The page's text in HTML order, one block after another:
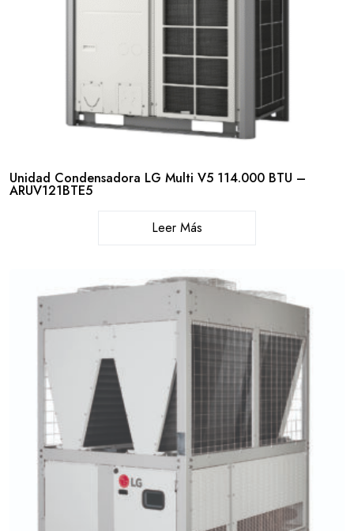
Unidad Condensadora LG Multi V5 114.000 BTU –
ARUV121BTE5
Leer Más